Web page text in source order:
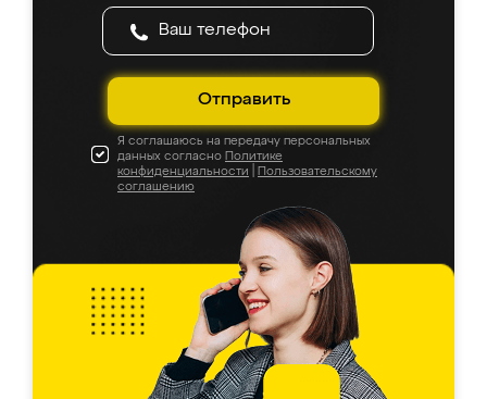
Отправить
Я соглашаюсь на передачу персональных
данных согласно Политике
конфиденциальности
Пользовательскому
соглашению